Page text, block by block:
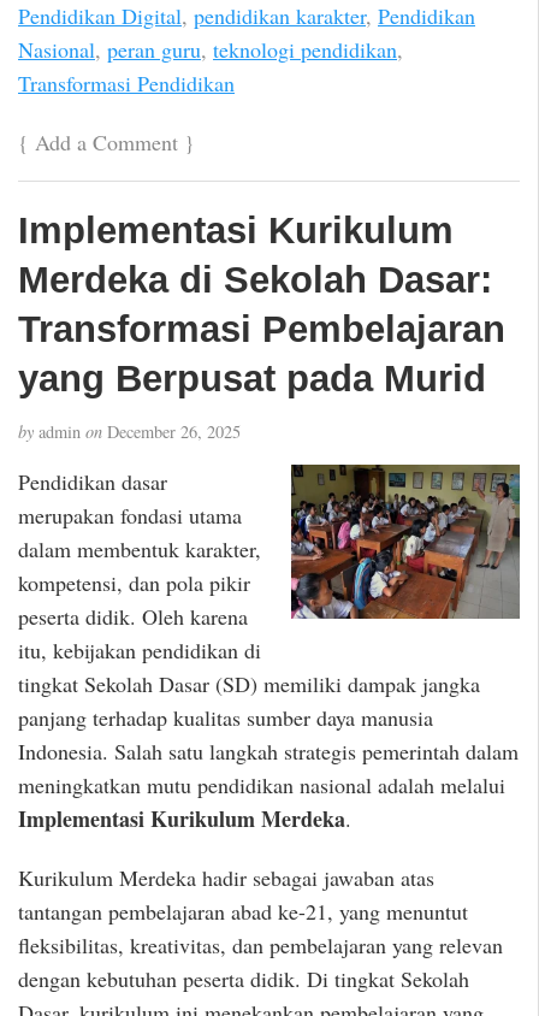
Pendidikan Digital, pendidikan karakter, Pendidikan
Nasional, peran guru, teknologi pendidikan,
Transformasi Pendidikan
{ Add a Comment }
Implementasi Kurikulum
Merdeka di Sekolah Dasar:
Transformasi Pembelajaran
yang Berpusat pada Murid
by admin on December 26, 2025
Pendidikan dasar
merupakan fondasi utama
dalam membentuk karakter,
kompetensi, dan pola pikir
peserta didik. Oleh karena
itu, kebijakan pendidikan di
tingkat Sekolah Dasar (SD) memiliki dampak jangka
panjang terhadap kualitas sumber daya manusia
Indonesia. Salah satu langkah strategis pemerintah dalam
meningkatkan mutu pendidikan nasional adalah melalui
Implementasi Kurikulum Merdeka.
Kurikulum Merdeka hadir sebagai jawaban atas
tantangan pembelajaran abad ke-21, yang menuntut
fleksibilitas, kreativitas, dan pembelajaran yang relevan
dengan kebutuhan peserta didik. Di tingkat Sekolah